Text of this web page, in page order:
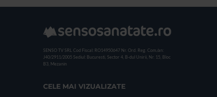
SENSO TV SRL Cod Fiscal: RO14950647 Nr. Ord. Reg. Com./an:
J40/2911/2005 Sediul: Bucuresti, Sector 4, B-dul Unirii, Nr. 15, Bloc
B3, Mezanin
CELE MAI VIZUALIZATE